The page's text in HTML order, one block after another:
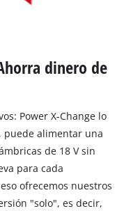
dinero de
Power X-Change lo
puede alimentar una
de 18 V sin
para cada
ofrecemos nuestros
"solo", es decir,